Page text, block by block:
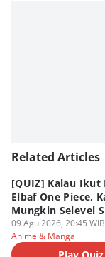
Related Articles
[QUIZ] Kalau Ikut
Elbaf One Piece,
Mungkin Selevel
09 Agu 2026, 20:45 WIB
Anime & Manga